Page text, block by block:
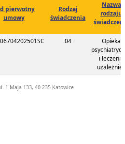
pierwotny
umowy
Rodzaj
świadczenia
Nazwa
rodzaju
planu umowy o kodzie
04
Opieka
i leczenie
1 Maja 133, 40-235 Katowice